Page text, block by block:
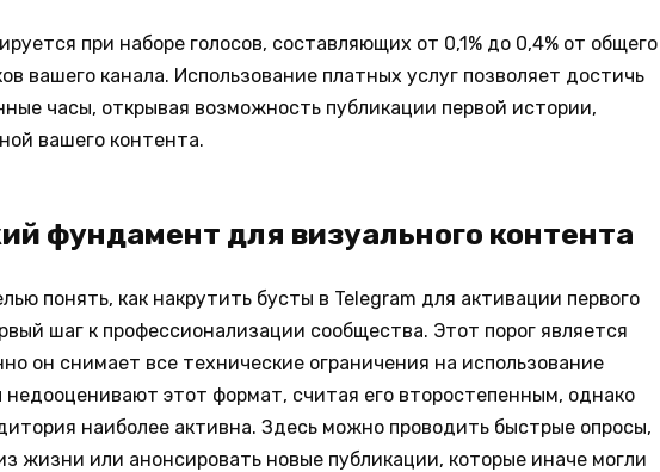
при наборе голосов, составляющих от 0,1% до 0,4% от общего
вашего канала. Использование платных услуг позволяет достичь
часы, открывая возможность публикации первой истории,
вашего контента.
фундамент для визуального контента
понять, как накрутить бусты в Telegram для активации первого
шаг к профессионализации сообщества. Этот порог является
он снимает все технические ограничения на использование
этот формат, считая его второстепенным, однако
наиболее активна. Здесь можно проводить быстрые опросы,
жизни или анонсировать новые публикации, которые иначе могли